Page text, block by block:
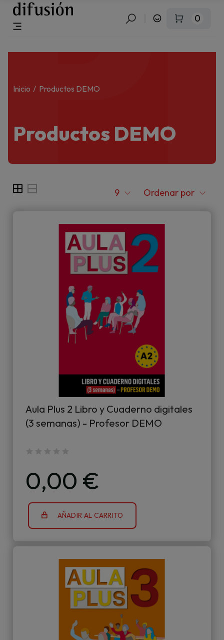
0
Inicio Productos DEMO
Productos DEMO
9 Ordenar por
Aula Plus 2 Libro y Cuaderno digitales
(3 semanas) - Profesor DEMO
0,00 €
AÑADIR AL CARRITO